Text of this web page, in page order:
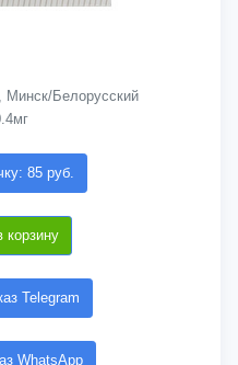
Минск/Белорусский
85 руб.
корзину
Telegram
WhatsApp